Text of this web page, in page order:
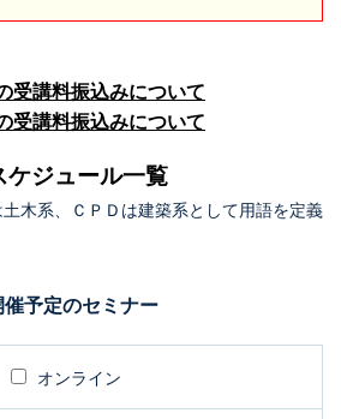
受講料振込みについて
受講料振込みについて
ジュール一覧
木系、ＣＰＤは建築系として用語を定義
催予定のセミナー
オンライン